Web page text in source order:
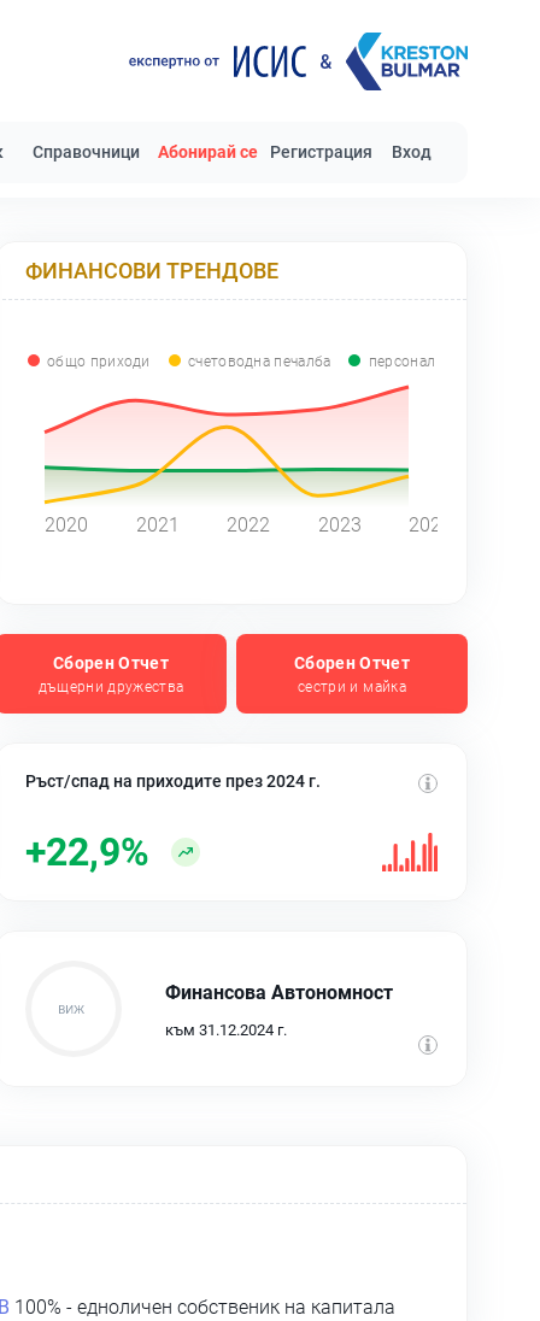
Справочници Абонирай се Регистрация Вход
ФИНАНСОВИ ТРЕНДОВЕ
общо приходи счетоводна печалба персонал
2020 2021 2022 2023 2024
Сборен Отчет
дъщерни дружества
Сборен Отчет
сестри и майка
Ръст/спад на приходите през 2024 г.
+22,9%
Финансова Автономност
към 31.12.2024 г.
100% - едноличен собственик на капитала